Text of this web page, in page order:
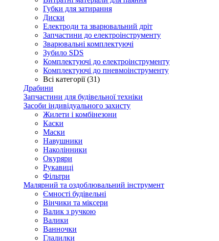
Губки для затирання
Диски
Електроди та зварювальний дріт
Запчастини до електроінструменту
Зварювальні комплектуючі
Зубило SDS
Комплектуючі до електроінструменту
Комплектуючі до пневмоінструменту
Всі категорії (31)
Драбини
Запчастини для будівельної техніки
Засоби індивідуального захисту
Жилети і комбінезони
Каски
Маски
Навушники
Наколінники
Окуряри
Рукавиці
Фільтри
Малярний та оздоблювальний інструмент
Ємності будівельні
Вінчики та міксери
Валик з ручкою
Валики
Ванночки
Гладилки